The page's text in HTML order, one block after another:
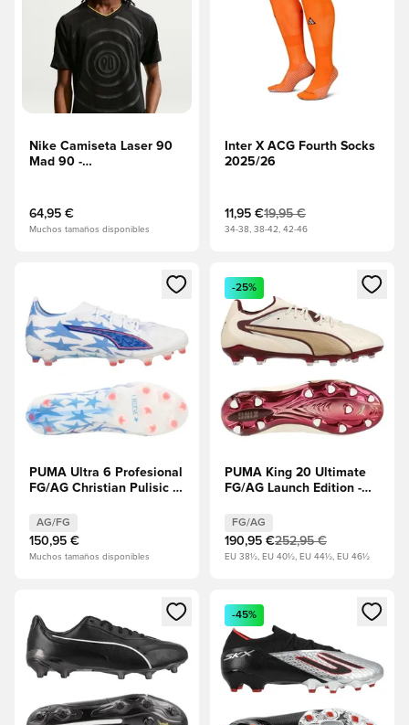
Nike Camiseta Laser 90
Mad 90 -
64,95 €
Muchos tamaños disponibles
Inter X ACG Fourth Socks
2025/26
11,95 €19,95 €
34-38, 38-42, 42-46
Abre un modal para iniciar sesión o registrarse como
PUMA Ultra 6 Profesional
FG/AG Christian Pulisic X
White/Pink Lilac/Dusky
Blue EDICIÓN LIMITADA
AG/FG
150,95 €
Muchos tamaños disponibles
Abre un modal para iniciar
-25%
PUMA King 20 Ultimate
FG/AG Launch Edition -
azucarada/Berenjena/PUMA
Oro/PUMA Negro
EDICIÓN LIMITADA
FG/AG
190,95 €252,95 €
EU 38½, EU 40½, EU 44½, EU 46½
Abre un modal para iniciar sesión o registrarse como
Abre un modal para iniciar
-45%